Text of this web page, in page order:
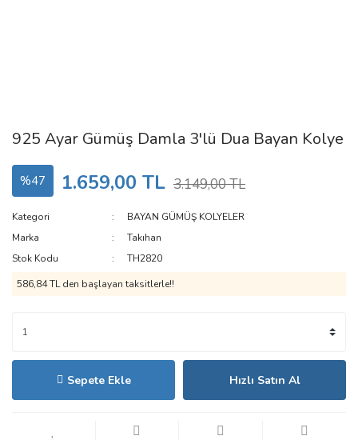
925 Ayar Gümüş Damla 3'lü Dua Bayan Kolye
%47 1.659,00 TL 3.149,00 TL
Kategori
BAYAN GÜMÜŞ KOLYELER
Marka
Takıhan
Stok Kodu
TH2820
586,84 TL den başlayan taksitlerle!!
Sepete Ekle Hızlı Satın Al